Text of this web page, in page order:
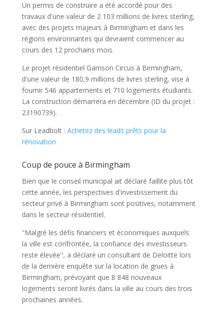
Un permis de construire a été accordé pour des
travaux d'une valeur de 2 103 millions de livres sterling,
avec des projets majeurs à Birmingham et dans les
régions environnantes qui devraient commencer au
cours des 12 prochains mois.
Le projet résidentiel Garrison Circus à Birmingham,
d'une valeur de 180,9 millions de livres sterling, vise à
fournir 546 appartements et 710 logements étudiants.
La construction démarrera en décembre (ID du projet :
23190739).
Sur Leadbolt : Achetez des leads prêts pour la
rénovation
Coup de pouce à Birmingham
Bien que le conseil municipal ait déclaré faillite plus tôt
cette année, les perspectives d'investissement du
secteur privé à Birmingham sont positives, notamment
dans le secteur résidentiel.
"Malgré les défis financiers et économiques auxquels
la ville est confrontée, la confiance des investisseurs
reste élevée", a déclaré un consultant de Deloitte lors
de la dernière enquête sur la location de grues à
Birmingham, prévoyant que 8 848 nouveaux
logements seront livrés dans la ville au cours des trois
prochaines années.